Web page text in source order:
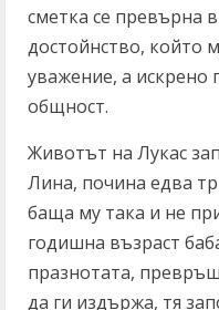
сметка се превърна
достойнство, който
уважение, а искрено
общност.
Животът на Лукас
Лина, почина едва
баща му така и не
годишна възраст
празнотата,
да ги издържа, тя